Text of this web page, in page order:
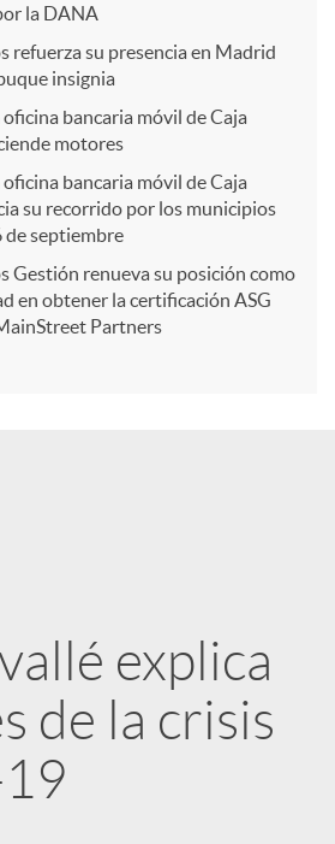
la DANA
refuerza su presencia en Madrid
insignia
bancaria móvil de Caja
motores
bancaria móvil de Caja
su recorrido por los municipios
de septiembre
Gestión renueva su posición como
en obtener la certificación ASG
Partners
explica
de la crisis